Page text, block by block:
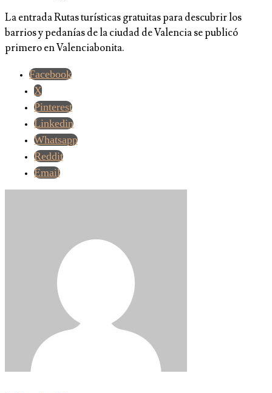
La entrada Rutas turísticas gratuitas para descubrir los
barrios y pedanías de la ciudad de Valencia se publicó
primero en Valenciabonita.
Facebook
X
Pinterest
Linkedin
Whatsapp
Reddit
Email